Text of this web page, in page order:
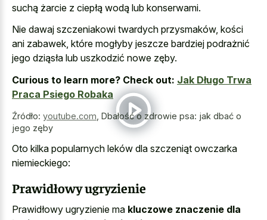
suchą żarcie z ciepłą wodą lub konserwami.
Nie dawaj szczeniakowi twardych przysmaków, kości
ani zabawek, które mogłyby jeszcze bardziej podrażnić
jego dziąsła lub uszkodzić nowe zęby.
Curious to learn more? Check out: Jak Długo Trwa
Praca Psiego Robaka
Źródło: youtube.com Dbałość o zdrowie psa: jak dbać o
jego zęby
Oto kilka popularnych leków dla szczeniąt owczarka
niemieckiego:
Prawidłowy ugryzienie
Prawidłowy ugryzienie ma kluczowe znaczenie dla